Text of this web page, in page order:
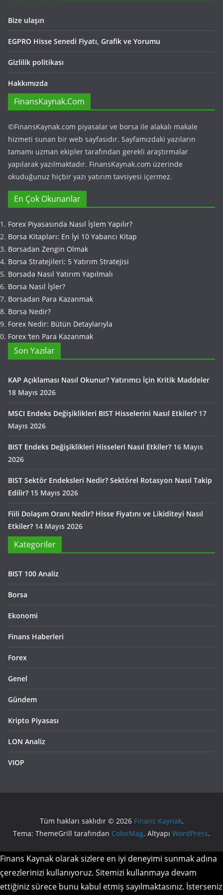
Bize ulaşın
EGPRO Hisse Senedi Fiyatı, Grafik ve Yorumu
Gizlilik politikası
Hakkımızda
FinansKaynak.Com
©FinansKaynak.com piyasalar ve borsa ile alakalı makale
hizmeti sunan bir web sayfasıdır. Sayfamızdaki yazıların
tamamı uzman ekipler tarafından gerekli araştırmalar
yapılarak yazılmaktadır. FinansKaynak.com üzerinde
okuduğunuz hiçbir yazı yatırım tavsiyesi içermez.
En Çok Okunanlar
Forex Piyasasında Nasıl İşlem Yapılır?
Borsa Kitapları: En İyi 10 Yabancı Kitap
Borsadan Zengin Olmak
Borsa Stratejileri: 5 Yatırım Stratejisi
Borsada Nasıl Yatırım Yapılmalı
Borsa Nasıl İşler?
Borsadan Para Kazanmak
Borsa Nedir?
Forex Nedir: Bütün Detaylarıyla
Forex ‘ten Para Kazanmak
Son Yazılar
KAP Açıklaması Nasıl Okunur? Yatırımcı İçin Kritik Maddeler
18 Mayıs 2026
MSCI Endeks Değişiklikleri BIST Hisselerini Nasıl Etkiler? 17
Mayıs 2026
BIST Endeks Değişiklikleri Hisseleri Nasıl Etkiler? 16 Mayıs
2026
BIST Sektör Endeksleri Nedir? Sektörel Rotasyon Nasıl Takip
Edilir? 15 Mayıs 2026
Fiili Dolaşım Oranı Nedir? Hisse Fiyatını ve Likiditeyi Nasıl
Etkiler? 14 Mayıs 2026
Kategoriler
BIST 100 Analiz
Borsa
Ekonomi
Finans Haberleri
Forex
Genel
Gündem
Kripto Piyasası
LON Analiz
VIOP
Tüm hakları saklıdır © 2026 Finans Kaynak.
Tema: ThemeGrill tarafından ColorMag. Altyapı WordPress.
Finans Kaynak olarak sizlere en iyi deneyimi sunmak adına
çerezlerinizi kullanıyoruz. Sitemizi kullanmaya devam
ettiğiniz sürece bunu kabul etmiş sayılmaktasınız. İsterseniz